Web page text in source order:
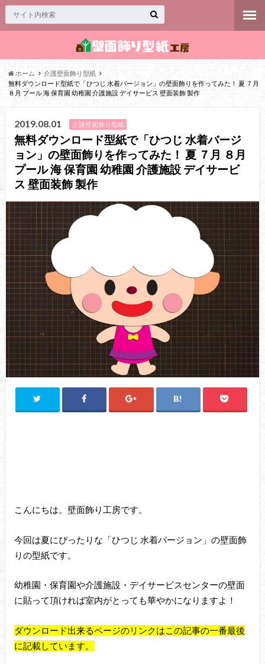
ホーム
介護壁面飾り型紙
無料ダウンロード型紙で「ひつじ 水着バージョン」の壁面飾りを作ってみた！ 夏 ７月
８月 プール 海 保育園 幼稚園 介護施設 デイサービス 壁面装飾 製作
2019.08.01 介護壁面飾り型紙
無料ダウンロード型紙で「ひつじ 水着バージ
ョン」の壁面飾りを作ってみた！ 夏 ７月 ８月
プール 海 保育園 幼稚園 介護施設 デイサービ
ス 壁面装飾 製作
こんにちは。壁面飾り工房です。
今回は夏にぴったりな「ひつじ 水着バージョン」の壁面飾
りの型紙です。
幼稚園・保育園や介護施設・デイサービスセンターの壁面
に貼って頂ければ室内がとっても華やかになりますよ！
ダウンロード出来るページのリンクはこの記事の一番最後
に記載しています。